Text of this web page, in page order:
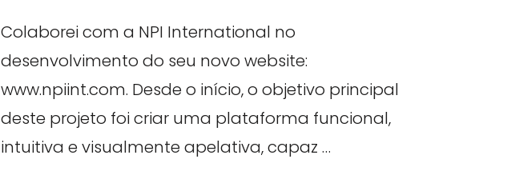
Colaborei com a NPI International no
desenvolvimento do seu novo website:
www.npiint.com. Desde o início, o objetivo principal
deste projeto foi criar uma plataforma funcional,
intuitiva e visualmente apelativa, capaz …